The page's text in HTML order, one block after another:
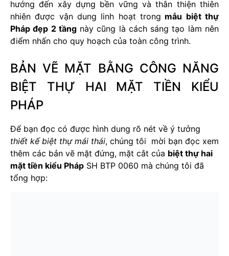
hướng đến xây dựng bền vững và thân thiện thiên
nhiên được vận dung linh hoạt trong mẫu biệt thự
Pháp đẹp 2 tầngnày cũng là cách sáng tạo làm nên
điểm nhấn cho quy hoạch của toàn công trình.
BẢN VẼ MẶT BẰNG CÔNG NĂNG
BIỆT THỰ HAI MẶT TIỀN KIỂU
PHÁP
Để bạn đọc có được hình dung rõ nét về ý tưởng
thiết kế biệt thự mái thái, chúng tôi mời bạn đọc xem
thêm các bản vẽ mặt đứng, mặt cắt của biệt thự hai
mặt tiền kiểu Pháp SH BTP 0060 mà chúng tôi đã
tổng hợp: